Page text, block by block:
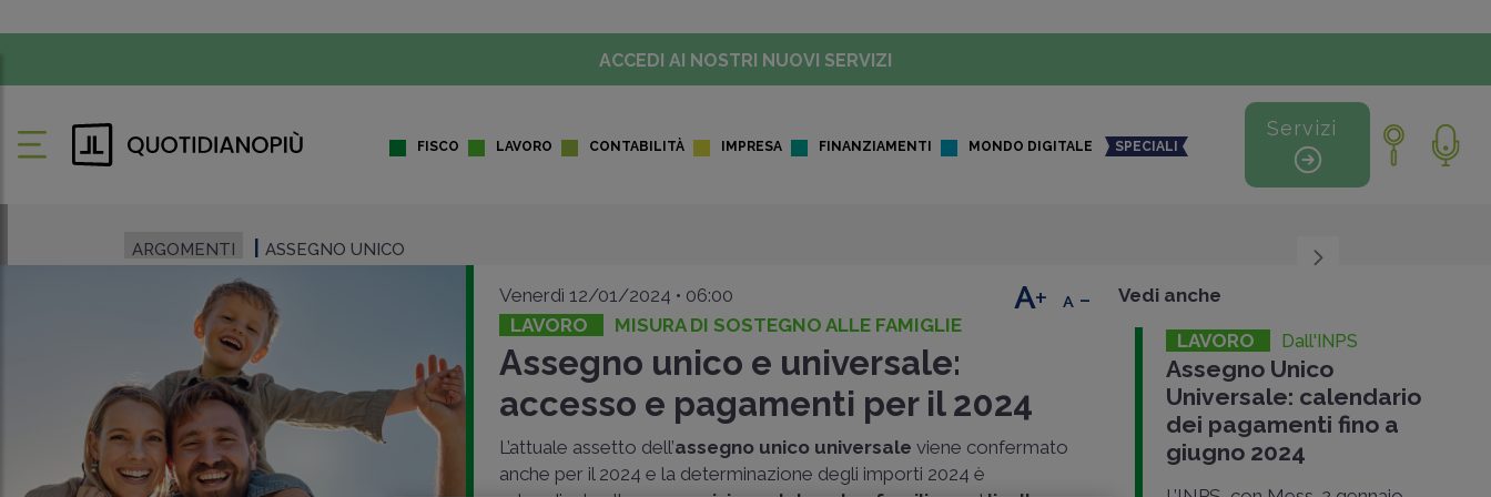
ACCEDI AI NOSTRI NUOVI SERVIZI
FISCO LAVORO CONTABILITÀ IMPRESA FINANZIAMENTI MONDO DIGITALE SPECIALI
Servizi
ARGOMENTI ASSEGNO UNICO
Venerdì 12/01/2024 • 06:00
LAVORO
MISURA DI SOSTEGNO ALLE FAMIGLIE
Assegno unico e universale:
accesso e pagamenti per il 2024
L’attuale assetto dell’assegno unico universaleviene confermato
anche per il 2024 e la determinazione degli importi 2024 è
+ - Vedi anche
LAVORO Dall'INPS
Assegno Unico
Universale: calendario
dei pagamenti fino a
giugno 2024